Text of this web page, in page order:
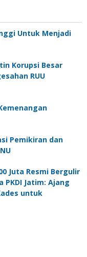
Untuk Menjadi
Korupsi Besar
RUU
Pemikiran dan
Juta Resmi Bergulir
PKDI Jatim: Ajang
untuk